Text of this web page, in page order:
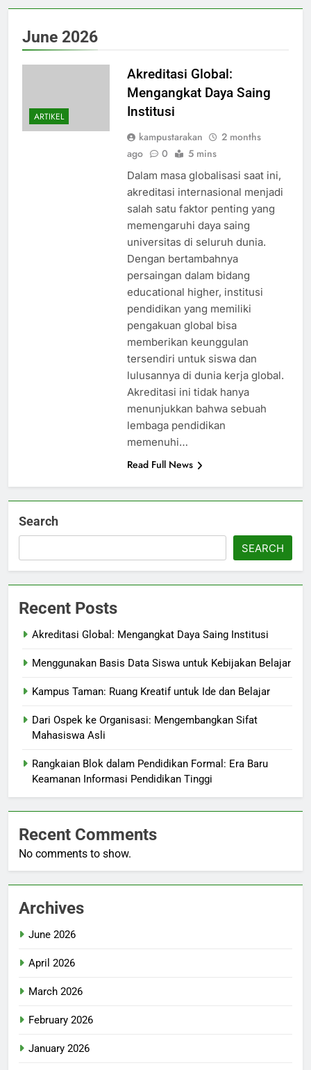
June 2026
ARTIKEL
Akreditasi Global:
Mengangkat Daya Saing
Institusi
kampustarakan
2 months
ago
0 5 mins
Dalam masa globalisasi saat ini,
akreditasi internasional menjadi
salah satu faktor penting yang
memengaruhi daya saing
universitas di seluruh dunia.
Dengan bertambahnya
persaingan dalam bidang
educational higher, institusi
pendidikan yang memiliki
pengakuan global bisa
memberikan keunggulan
tersendiri untuk siswa dan
lulusannya di dunia kerja global.
Akreditasi ini tidak hanya
menunjukkan bahwa sebuah
lembaga pendidikan
memenuhi…
Read Full News
Search
SEARCH
Recent Posts
Akreditasi Global: Mengangkat Daya Saing Institusi
Menggunakan Basis Data Siswa untuk Kebijakan Belajar
Kampus Taman: Ruang Kreatif untuk Ide dan Belajar
Dari Ospek ke Organisasi: Mengembangkan Sifat
Mahasiswa Asli
Rangkaian Blok dalam Pendidikan Formal: Era Baru
Keamanan Informasi Pendidikan Tinggi
Recent Comments
No comments to show.
Archives
June 2026
April 2026
March 2026
February 2026
January 2026